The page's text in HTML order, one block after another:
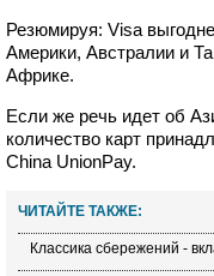
Резюмируя: Visa
Америки, Австралии и
Африке.
Если же речь идет об
количество карт
China UnionPay.
ЧИТАЙТЕ ТАКЖЕ:
Классика сбережений -